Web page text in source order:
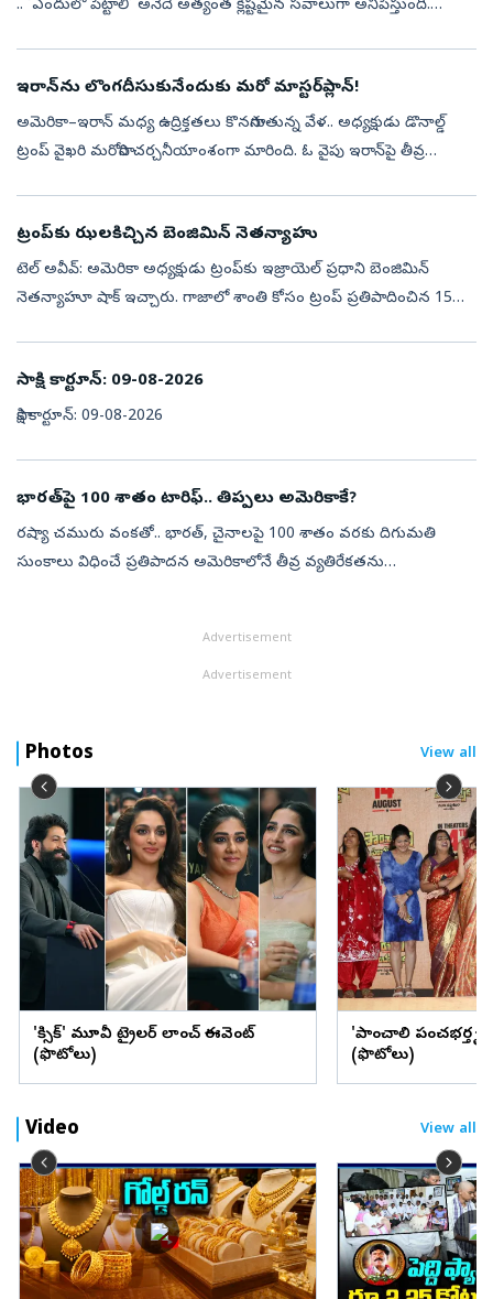
.. ‘ఎందులో పెట్టాలి’ అనేదే అత్యంత క్లిష్టమైన సవాలుగా అనిపిస్తుంది.
ఇరాన్‌ను లొంగదీసుకునేందుకు మరో మాస్టర్‌ప్లాన్‌!
అమెరికా–ఇరాన్‌ మధ్య ఉద్రిక్తతలు కొనసాగుతున్న వేళ.. అధ్యక్షుడు డొనాల్డ్‌
ట్రంప్‌ వైఖరి మరోసారి చర్చనీయాంశంగా మారింది. ఓ వైపు ఇరాన్‌పై తీవ్ర
ట్రంప్‌కు ఝలకిచ్చిన బెంజిమిన్‌ నెతన్యాహు
టెల్‌ అవీవ్‌: అమెరికా అధ్యక్షుడు ట్రంప్‌కు ఇజ్రాయెల్‌ ప్రధాని బెంజిమిన్‌
నెతన్యాహూ షాక్ ఇచ్చారు. గాజాలో శాంతి కోసం ట్రంప్ ప్రతిపాదించిన 15
సాక్షి కార్టూన్‌: 09-08-2026
సాక్షి కార్టూన్‌: 09-08-2026
భారత్‌పై 100 శాతం టారిఫ్‌.. తిప్పలు అమెరికాకే?
రష్యా చమురు వంకతో.. భారత్‌, చైనాలపై 100 శాతం వరకు దిగుమతి
సుంకాలు విధించే ప్రతిపాదన అమెరికాలోనే తీవ్ర వ్యతిరేకతను
Advertisement
Advertisement
Photos View all
'టాక్సిక్' మూవీ ట్రైలర్‌ లాంచ్‌ ఈవెంట్‌
(ఫొటోలు)
'పాంచాలి
(ఫొటోలు)
Video View all